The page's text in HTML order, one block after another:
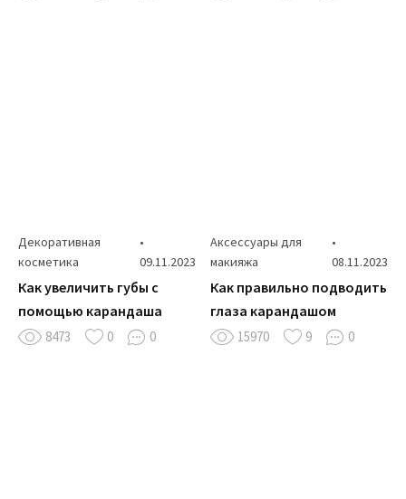
Декоративная
косметика
•
09.11.2023
Как увеличить губы с
помощью карандаша
8473 0 0
Аксессуары для
макияжа
•
08.11.2023
Как правильно подводить
глаза карандашом
15970 9 0